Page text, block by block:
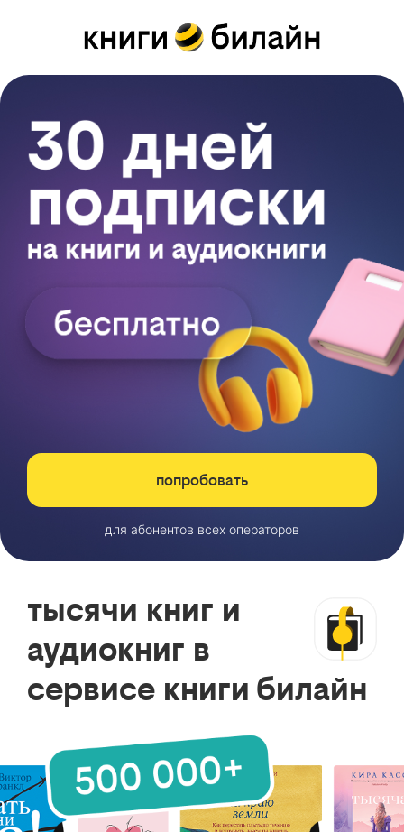
попробовать
для абонентов всех операторов
тысячи книг и
аудиокниг в
сервисе книги билайн